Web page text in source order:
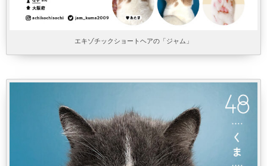
エキゾチックショートヘアの「ジャム」